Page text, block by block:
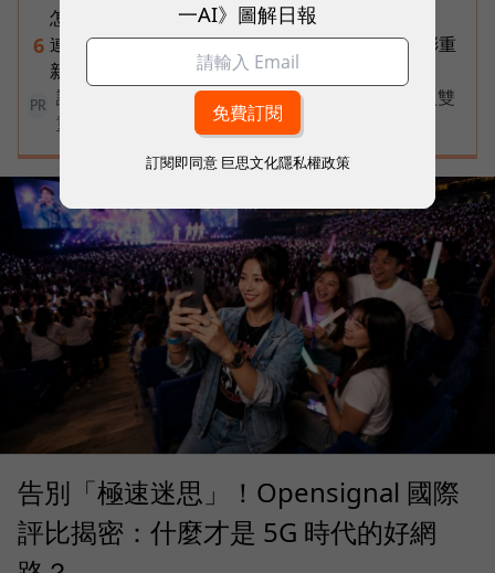
怎麼做出AI告別式，讓逝者最後道別？
6 連黃仁勳都叫年輕人當水電工！程世嘉：智慧通膨重
新定義「有價值的人」到底什麼樣子？
PR
讓永續成為看得見的力量！國際品牌X百大經理人雙
重榮譽認證，放大永續價值影響力
告別「極速迷思」！Opensignal 國際
評比揭密：什麼才是 5G 時代的好網
一AI》圖解日報
訂閱即同意 巨思文化隱私權政策